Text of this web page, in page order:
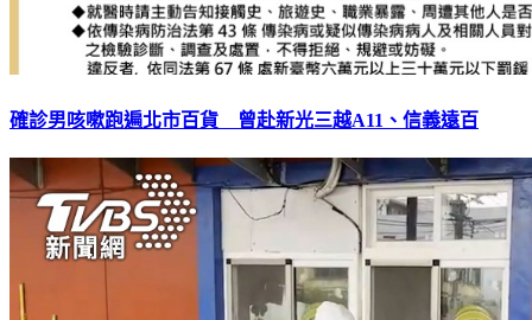
確診男咳嗽跑遍北市百貨 曾赴新光三越A11、信義遠百